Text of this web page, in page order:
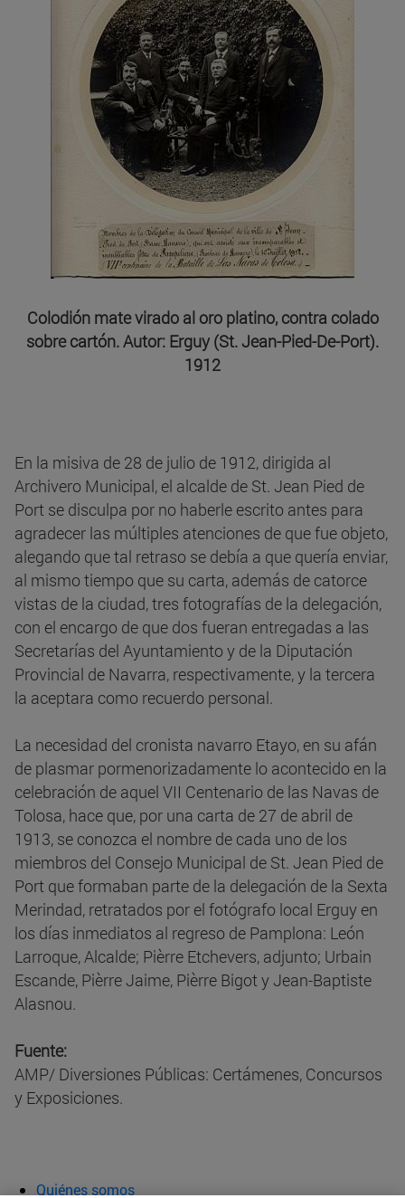
Colodión mate virado al oro platino, contra colado
sobre cartón. Autor: Erguy (St. Jean-Pied-De-Port).
1912
En la misiva de 28 de julio de 1912, dirigida al
Archivero Municipal, el alcalde de St. Jean Pied de
Port se disculpa por no haberle escrito antes para
agradecer las múltiples atenciones de que fue objeto,
alegando que tal retraso se debía a que quería enviar,
al mismo tiempo que su carta, además de catorce
vistas de la ciudad, tres fotografías de la delegación,
con el encargo de que dos fueran entregadas a las
Secretarías del Ayuntamiento y de la Diputación
Provincial de Navarra, respectivamente, y la tercera
la aceptara como recuerdo personal.
La necesidad del cronista navarro Etayo, en su afán
de plasmar pormenorizadamente lo acontecido en la
celebración de aquel VII Centenario de las Navas de
Tolosa, hace que, por una carta de 27 de abril de
1913, se conozca el nombre de cada uno de los
miembros del Consejo Municipal de St. Jean Pied de
Port que formaban parte de la delegación de la Sexta
Merindad, retratados por el fotógrafo local Erguy en
los días inmediatos al regreso de Pamplona: León
Larroque, Alcalde; Pièrre Etchevers, adjunto; Urbain
Escande, Pièrre Jaime, Pièrre Bigot y Jean-Baptiste
Alasnou.
Fuente:
AMP/ Diversiones Públicas: Certámenes, Concursos
y Exposiciones.
Quiénes somos